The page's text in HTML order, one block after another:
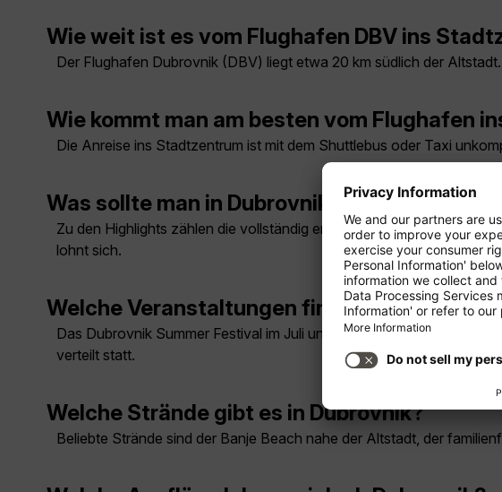
Wie weit ist es vom Flughafen DBV ins
Der Flughafen Dubrovnik (DBV) liegt etwa 20 km südlich der
Wie kommt man am besten vom Flughafen
Die Anreise ins Stadtzentrum ist mit dem Shuttlebus oder Taxi
Was sollte man in Dubrovnik unbedingt
Zu den Highlights zählen die vollständig erhaltene Stadtmauer, die
lohnt sich.
Welche Veranstaltungen finden regelmäßig
Das Dubrovnik Summer Festival im Juli und August bietet
verteilt statt.
Welche Strände gibt es in Dubrovnik?
Beliebte Strände sind der Banje Beach nahe der Altstadt, der